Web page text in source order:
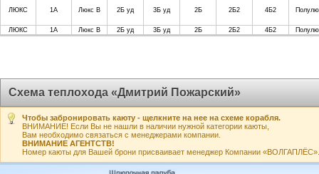
ЛЮКС 1А Люкс В 2Б уд 3Б уд 2Б 2Б2 4Б2
ЛЮКС 1А Люкс В 2Б уд 3Б уд 2Б 2Б2 4Б2
Схема теплохода «Дмитрий Пожарский»
Чтобы забронировать каюту - щелкните на нее на схеме корабля.
ВНИМАНИЕ! Если Вы не нашли в наличии нужной категории каюты,
Вам необходимо связаться с менеджерами компании.
ВНИМАНИЕ АГЕНТСТВ!
Номер каюты для Вашей брони присваивает менеджер Компании «ВОЛГАПЛЁС».